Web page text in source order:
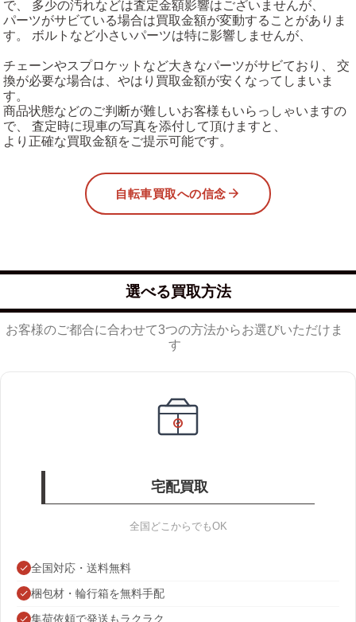
で、 多少の汚れなどは査定金額影響はございませんが、
パーツがサビている場合は買取金額が変動することがありま
す。 ボルトなど小さいパーツは特に影響しませんが、
チェーンやスプロケットなど大きなパーツがサビており、 交
換が必要な場合は、やはり買取金額が安くなってしまいま
す。
商品状態などのご判断が難しいお客様もいらっしゃいますの
で、 査定時に現車の写真を添付して頂けますと、
より正確な買取金額をご提示可能です。
自転車買取への信念
選べる買取方法
お客様のご都合に合わせて3つの方法からお選びいただけま
す
宅配買取
全国どこからでもOK
全国対応・送料無料
梱包材・輪行箱を無料手配
集荷依頼で発送もラクラク